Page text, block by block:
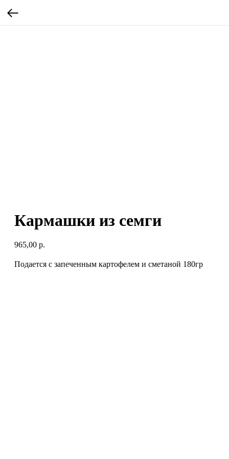
Кармашки из семги
965,00 р.
Подается с запеченным картофелем и сметаной 180гр